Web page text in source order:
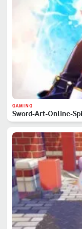
GAMING
Sword-Art-Online-